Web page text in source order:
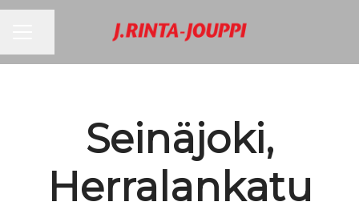
Seinäjoki,
Herralankatu